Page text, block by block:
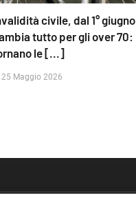
civile, dal 1° giugno
tutto per gli over 70:
le [...]
25 Maggio 2026